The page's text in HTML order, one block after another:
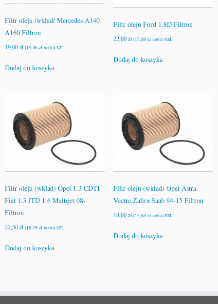
Filtr oleju /wkład/ Mercedes A140
A160 Filtron
19,00 zł (15,45 zł netto) szt.
Dodaj do koszyka
Filtr oleju Ford 1.8D Filtron
22,00 zł (17,89 złnetto)szt.
Dodaj do koszyka
Filtr oleju (wkład) Opel 1.3 CDTI
Fiat 1.3 JTD 1.6 Multijet 08-
Filtron
22,50 zł (18,29 zł netto) szt.
Dodaj do koszyka
Filtr oleju (wkład) Opel Astra
Vectra Zafira Saab 94-15 Filtron
18,00 zł (14,63 złnetto)szt.
Dodaj do koszyka